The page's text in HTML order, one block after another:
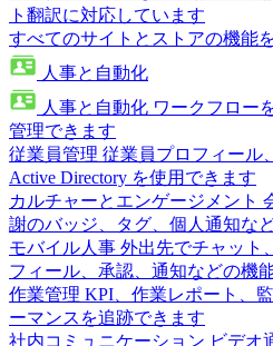
ト翻訳に対応しています
すべてのサイトとストアの機能
人事と自動化
人事と自動化 ワークフロー
管理できます
従業員管理 従業員プロフィール
Active Directory を使用できます
カルチャーとエンゲージメント
謝のバッジ、タグ、個人通知な
モバイル人事 外出先でチャット
フィール、承認、通知などの機
作業管理 KPI、作業レポート、
ーマンスを追跡できます
社内コミュニケーション ビデオ